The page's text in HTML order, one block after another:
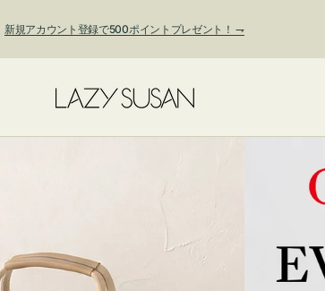
新規アカウント登録で500ポイントプレゼント！ ⇁